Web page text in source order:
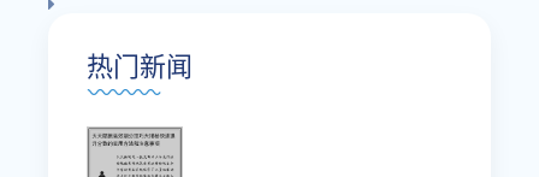
热门新闻